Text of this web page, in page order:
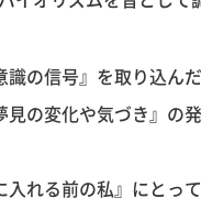
の信号』を取り込ん
見の変化や気づき』の
れる前の私』にとっ